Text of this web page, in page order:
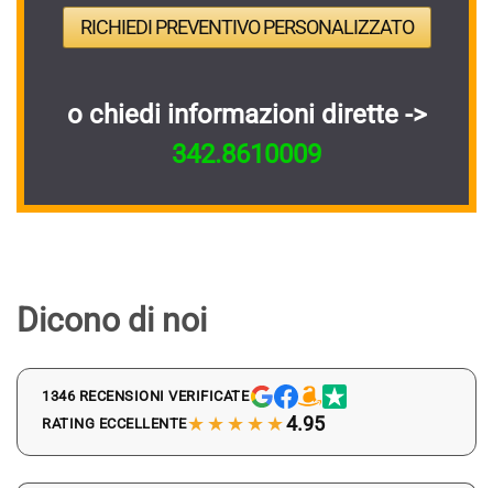
RICHIEDI PREVENTIVO PERSONALIZZATO
o chiedi informazioni dirette ->
342.8610009
Dicono di noi
1346 RECENSIONI VERIFICATE
RATING ECCELLENTE★★★★★4.95